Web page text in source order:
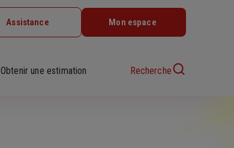
Assistance Mon espace
Obtenir une estimation Recherche